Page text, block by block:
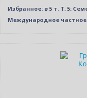
Избранное: в 5 т. Т. 5:
Международное частное